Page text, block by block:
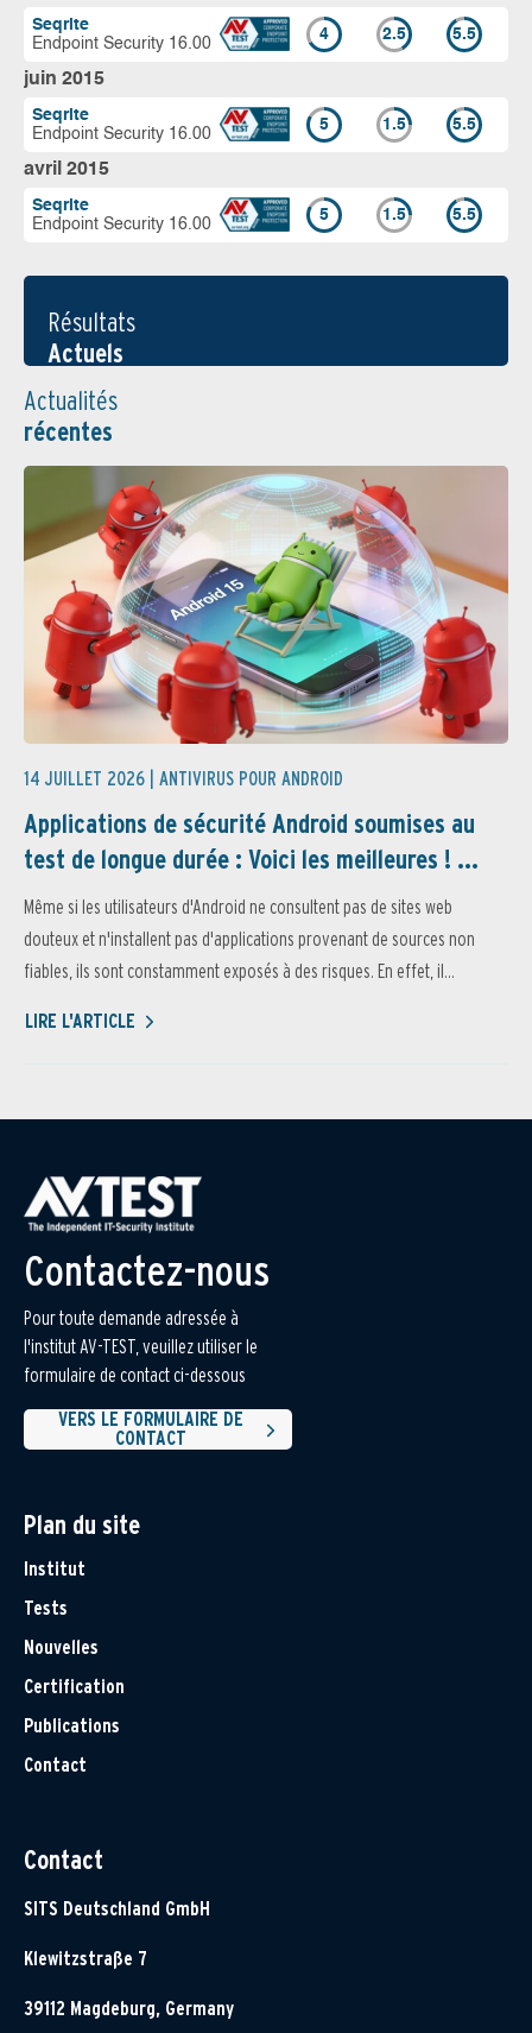
Seqrite
Endpoint Security 16.00
4 2.5 5.5
juin 2015
Seqrite
Endpoint Security 16.00
5 1.5 5.5
avril 2015
Seqrite
Endpoint Security 16.00
5 1.5 5.5
Résultats
Actuels
Actualités
récentes
14 JUILLET 2026 | ANTIVIRUS POUR ANDROID
Applications de sécurité Android soumises au
test de longue durée : Voici les meilleures ! ...
Même si les utilisateurs d'Android ne consultent pas de sites web
douteux et n'installent pas d'applications provenant de sources non
fiables, ils sont constamment exposés à des risques. En effet, il...
LIRE L'ARTICLE
Contactez-nous
Pour toute demande adressée à
l'institut AV-TEST, veuillez utiliser le
formulaire de contact ci-dessous
VERS LE FORMULAIRE DE
CONTACT
Plan du site
Institut
Tests
Nouvelles
Certification
Publications
Contact
Contact
SITS Deutschland GmbH
Klewitzstraße 7
39112 Magdeburg, Germany